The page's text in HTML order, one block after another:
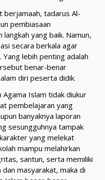
tadarus Al-
pembiasaan
yang baik. Namun,
secara berkala agar
lebih penting adalah
benar-benar
diri peserta didik.
Agama Islam tidak diukur
pembelajaran yang
banyaknya laporan
sesungguhnya tampak
yang melekat
mampu melahirkan
santun, serta memiliki
masyarakat, maka di